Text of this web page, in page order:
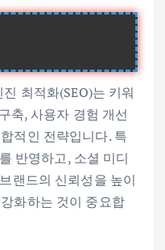
최적화(SEO)는 키워
축, 사용자 경험 개선
적인 전략입니다. 특
반영하고, 소셜 미디
랜드의 신뢰성을 높이
화하는 것이 중요합